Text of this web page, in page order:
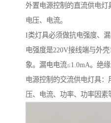
外置电源控制的直流供电
电压、电流。
I类灯具必须做抗电强度、
电强度是220V接线端与外
象。漏电电流≤1.0mA。绝缘
电源控制的交流供电灯具
压、电流、功率、功率因素